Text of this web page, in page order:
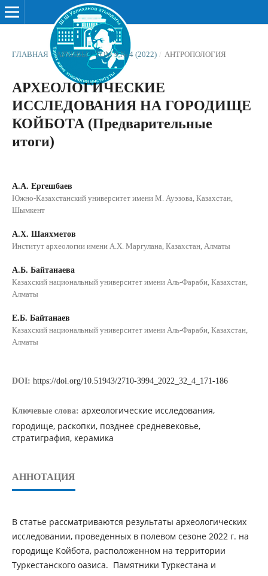
ГЛАВНАЯ / АРХИВЫ / ТОМ 9 № 4 (2022) / АНТРОПОЛОГИЯ
АРХЕОЛОГИЧЕСКИЕ
ИССЛЕДОВАНИЯ НА ГОРОДИЩЕ
КОЙБОТА (Предварительные
итоги)
А.А. Ергешбаев
Южно-Казахстанский университет имени М. Ауэзова, Казахстан,
Шымкент
А.Х. Шаяхметов
Институт археологии имени А.Х. Маргулана, Казахстан, Алматы
А.Б. Байтанаева
Казахский национальный университет имени Аль-Фараби, Казахстан,
Алматы
Е.Б. Байтанаев
Казахский национальный университет имени Аль-Фараби, Казахстан,
Алматы
DOI: https://doi.org/10.51943/2710-3994_2022_32_4_171-186
Ключевые слова: археологические исследования,
городище, раскопки, позднее средневековье,
стратиграфия, керамика
АННОТАЦИЯ
В статье рассматриваются результаты археологических
исследовании, проведенных в полевом сезоне 2022 г. на
городище Койбота, расположенном на территории
Туркестанского оазиса. Памятники Туркестана и